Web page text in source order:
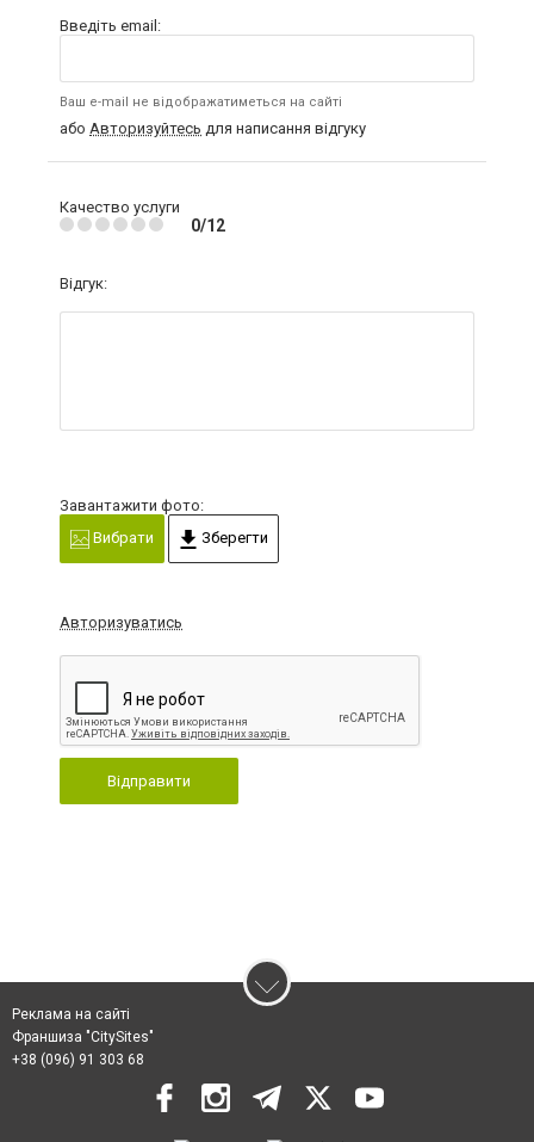
Введіть email:
Ваш e-mail не відображатиметься на сайті
або Авторизуйтесь для написання відгуку
Качество услуги
0/12
Відгук:
Завантажити фото:
Вибрати
Зберегти
Авторизуватись
Відправити
Реклама на сайті
Франшиза "CitySites"
+38 (096) 91 303 68